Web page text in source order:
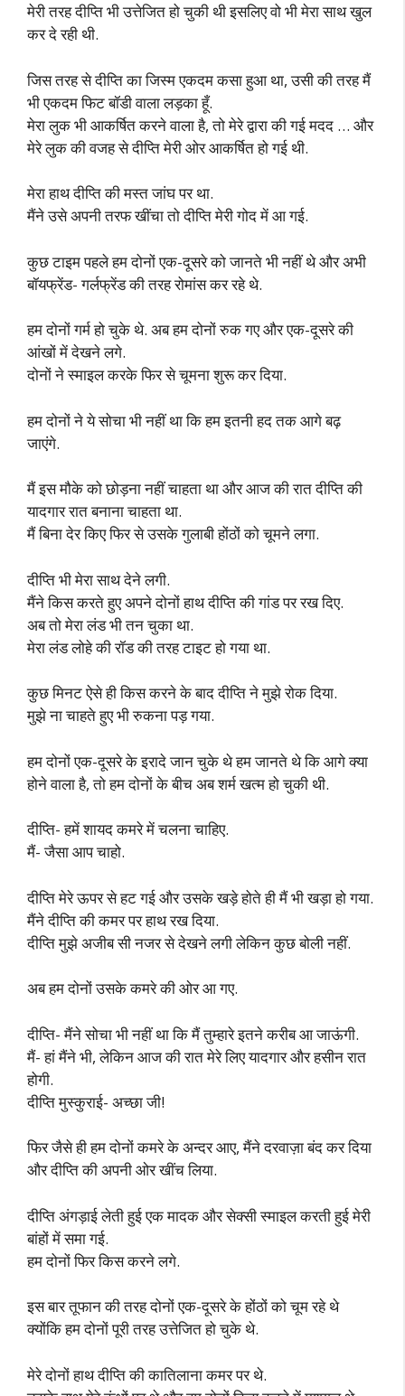
मेरी तरह दीप्ति भी उत्तेजित हो चुकी थी इसलिए वो भी मेरा साथ खुल
कर दे रही थी.
जिस तरह से दीप्ति का जिस्म एकदम कसा हुआ था, उसी की तरह मैं
भी एकदम फिट बॉडी वाला लड़का हूँ.
मेरा लुक भी आकर्षित करने वाला है, तो मेरे द्वारा की गई मदद … और
मेरे लुक की वजह से दीप्ति मेरी ओर आकर्षित हो गई थी.
मेरा हाथ दीप्ति की मस्त जांघ पर था.
मैंने उसे अपनी तरफ खींचा तो दीप्ति मेरी गोद में आ गई.
कुछ टाइम पहले हम दोनों एक-दूसरे को जानते भी नहीं थे और अभी
बॉयफ्रेंड- गर्लफ्रेंड की तरह रोमांस कर रहे थे.
हम दोनों गर्म हो चुके थे. अब हम दोनों रुक गए और एक-दूसरे की
आंखों में देखने लगे.
दोनों ने स्माइल करके फिर से चूमना शुरू कर दिया.
हम दोनों ने ये सोचा भी नहीं था कि हम इतनी हद तक आगे बढ़
जाएंगे.
मैं इस मौके को छोड़ना नहीं चाहता था और आज की रात दीप्ति की
यादगार रात बनाना चाहता था.
मैं बिना देर किए फिर से उसके गुलाबी होंठों को चूमने लगा.
दीप्ति भी मेरा साथ देने लगी.
मैंने किस करते हुए अपने दोनों हाथ दीप्ति की गांड पर रख दिए.
अब तो मेरा लंड भी तन चुका था.
मेरा लंड लोहे की रॉड की तरह टाइट हो गया था.
कुछ मिनट ऐसे ही किस करने के बाद दीप्ति ने मुझे रोक दिया.
मुझे ना चाहते हुए भी रुकना पड़ गया.
हम दोनों एक-दूसरे के इरादे जान चुके थे हम जानते थे कि आगे क्या
होने वाला है, तो हम दोनों के बीच अब शर्म खत्म हो चुकी थी.
दीप्ति- हमें शायद कमरे में चलना चाहिए.
मैं- जैसा आप चाहो.
दीप्ति मेरे ऊपर से हट गई और उसके खड़े होते ही मैं भी खड़ा हो गया.
मैंने दीप्ति की कमर पर हाथ रख दिया.
दीप्ति मुझे अजीब सी नजर से देखने लगी लेकिन कुछ बोली नहीं.
अब हम दोनों उसके कमरे की ओर आ गए.
दीप्ति- मैंने सोचा भी नहीं था कि मैं तुम्हारे इतने करीब आ जाऊंगी.
मैं- हां मैंने भी, लेकिन आज की रात मेरे लिए यादगार और हसीन रात
होगी.
दीप्ति मुस्कुराई- अच्छा जी!
फिर जैसे ही हम दोनों कमरे के अन्दर आए, मैंने दरवाज़ा बंद कर दिया
और दीप्ति की अपनी ओर खींच लिया.
दीप्ति अंगड़ाई लेती हुई एक मादक और सेक्सी स्माइल करती हुई मेरी
बांहों में समा गई.
हम दोनों फिर किस करने लगे.
इस बार तूफान की तरह दोनों एक-दूसरे के होंठों को चूम रहे थे
क्योंकि हम दोनों पूरी तरह उत्तेजित हो चुके थे.
मेरे दोनों हाथ दीप्ति की कातिलाना कमर पर थे.